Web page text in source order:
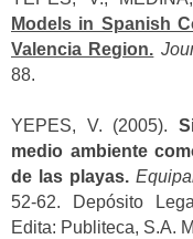
Models in Spanish
Valencia Region.
88.
YEPES, V. (2005).
medio ambiente
de las playas.
52-62. Depósito
Edita: Publiteca, S.A.